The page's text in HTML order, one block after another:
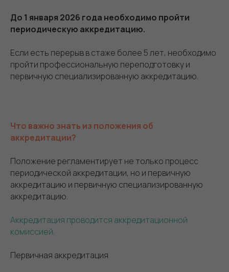
До 1 января 2026 года необходимо пройти
периодическую аккредитацию.
Если есть перерыв в стаже более 5 лет, необходимо
пройти профессиональную переподготовку и
первичную специализированную аккредитацию.
Что важно знать из положения об
аккредитации?
Положение регламентирует не только процесс
периодической аккредитации, но и первичную
аккредитацию и первичную специализированную
аккредитацию.
Аккредитация проводится аккредитационной
комиссией.
Первичная аккредитация